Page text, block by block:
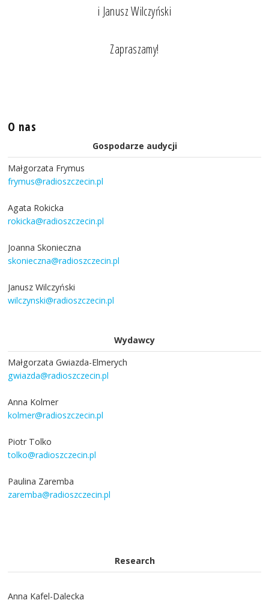
i Janusz Wilczyński
Zapraszamy!
O nas
Gospodarze audycji
Małgorzata Frymus
frymus@radioszczecin.pl
Agata Rokicka
rokicka@radioszczecin.pl
Joanna Skonieczna
skonieczna@radioszczecin.pl
Janusz Wilczyński
wilczynski@radioszczecin.pl
Wydawcy
Małgorzata Gwiazda-Elmerych
gwiazda@radioszczecin.pl
Anna Kolmer
kolmer@radioszczecin.pl
Piotr Tolko
tolko@radioszczecin.pl
Paulina Zaremba
zaremba@radioszczecin.pl
Research
Anna Kafel-Dalecka